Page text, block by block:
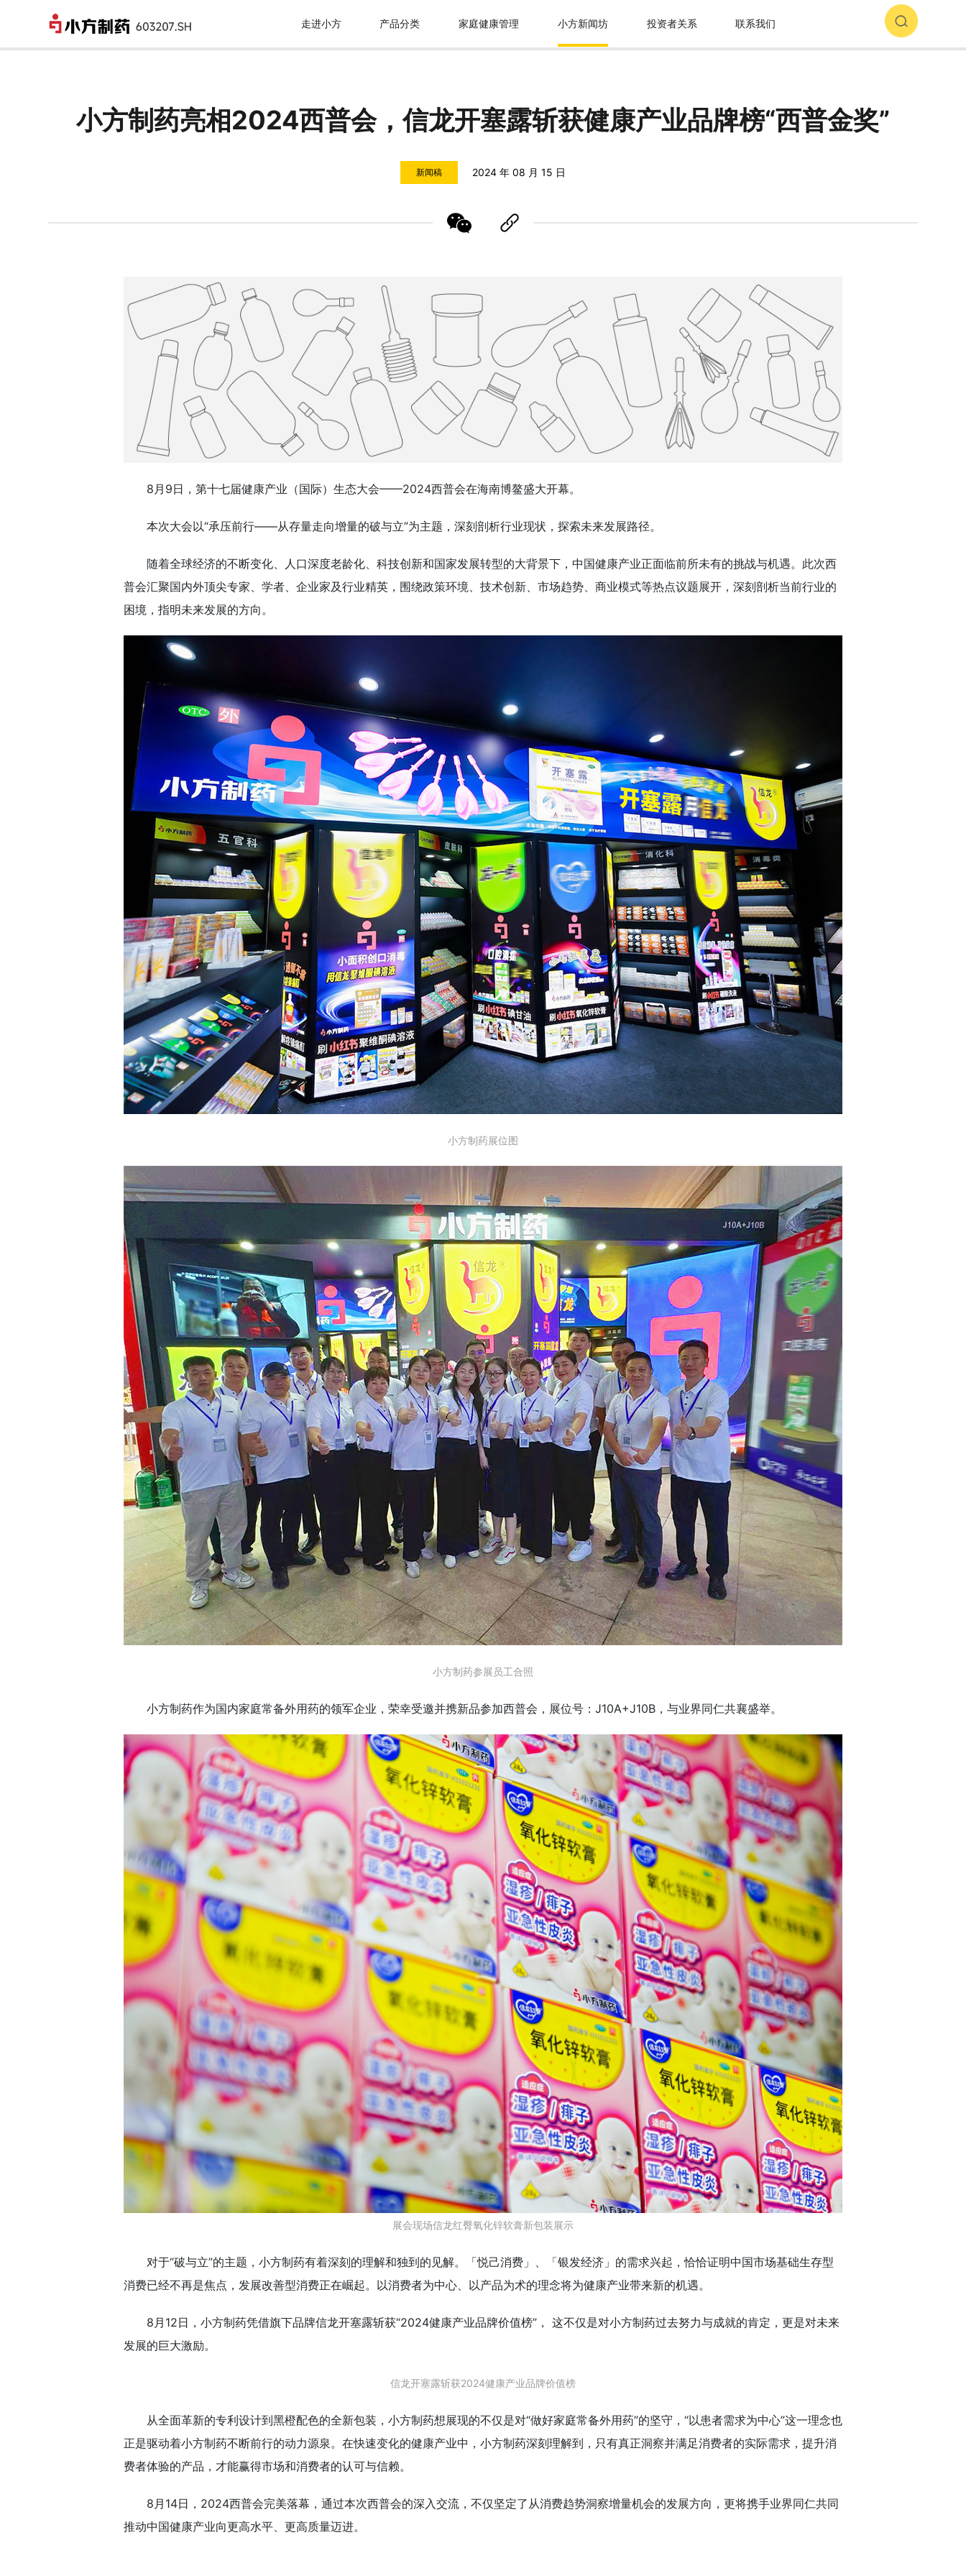
走进小方 产品分类 家庭健康管理 小方新闻坊 投资者关系 联系我们
小方制药亮相2024西普会，信龙开塞露斩获健康产业品牌榜“西普金奖”
新闻稿 2024 年 08 月 15 日
8月9日，第十七届健康产业（国际）生态大会——2024西普会在海南博鳌盛大开幕。
本次大会以“承压前行——从存量走向增量的破与立”为主题，深刻剖析行业现状，探索未来发展路径。
随着全球经济的不断变化、人口深度老龄化、科技创新和国家发展转型的大背景下，中国健康产业正面临前所未有的挑战与机遇。此次西
普会汇聚国内外顶尖专家、学者、企业家及行业精英，围绕政策环境、技术创新、市场趋势、商业模式等热点议题展开，深刻剖析当前行业的
困境，指明未来发展的方向。
小方制药展位图
小方制药参展员工合照
小方制药作为国内家庭常备外用药的领军企业，荣幸受邀并携新品参加西普会，展位号：J10A+J10B，与业界同仁共襄盛举。
展会现场信龙红臀氧化锌软膏新包装展示
对于“破与立”的主题，小方制药有着深刻的理解和独到的见解。「悦己消费」、「银发经济」的需求兴起，恰恰证明中国市场基础生存型
消费已经不再是焦点，发展改善型消费正在崛起。以消费者为中心、以产品为术的理念将为健康产业带来新的机遇。
8月12日，小方制药凭借旗下品牌信龙开塞露斩获“2024健康产业品牌价值榜”， 这不仅是对小方制药过去努力与成就的肯定，更是对未来
发展的巨大激励。
信龙开塞露斩获2024健康产业品牌价值榜
从全面革新的专利设计到黑橙配色的全新包装，小方制药想展现的不仅是对“做好家庭常备外用药”的坚守，“以患者需求为中心”这一理念也
正是驱动着小方制药不断前行的动力源泉。在快速变化的健康产业中，小方制药深刻理解到，只有真正洞察并满足消费者的实际需求，提升消
费者体验的产品，才能赢得市场和消费者的认可与信赖。
8月14日，2024西普会完美落幕，通过本次西普会的深入交流，不仅坚定了从消费趋势洞察增量机会的发展方向，更将携手业界同仁共同
推动中国健康产业向更高水平、更高质量迈进。